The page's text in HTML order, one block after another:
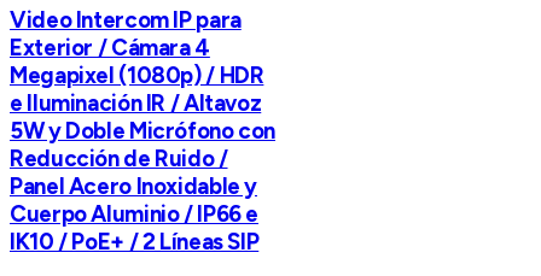
Video Intercom IP para
Exterior / Cámara 4
Megapixel (1080p) / HDR
e Iluminación IR / Altavoz
5W y Doble Micrófono con
Reducción de Ruido /
Panel Acero Inoxidable y
Cuerpo Aluminio / IP66 e
IK10 / PoE+ / 2 Líneas SIP